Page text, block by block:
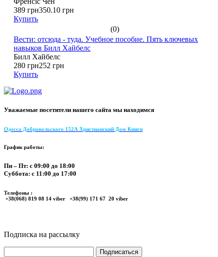
389 грн350.10 грн
Купить
(0)
Вести: отсюда - туда. Учебное пособие. Пять ключевых
навыков Билл Хайбелс
Билл Хайбелс
280 грн252 грн
Купить
Уважаемые посетители нашего сайта мы находимся
Одесса Добровольского 152А Христианский Дом Книги
График работы:
Пн – Пт: с 09:00 до 18:00
Суббота: с 11:00 до 17:00
Телефоны :
+38(068) 819 08 14 viber +38(99) 171 67 20 viber
Подписка на рассылку